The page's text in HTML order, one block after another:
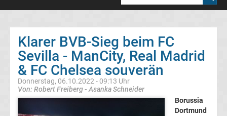
3.
Liga
DFB-
Klarer BVB-Sieg beim FC
Sevilla - ManCity, Real Madrid
& FC Chelsea souverän
Donnerstag, 06.10.2022 - 09:13 Uhr
Von: Robert Freiberg - Asanka Schneider
Borussia
Dortmund